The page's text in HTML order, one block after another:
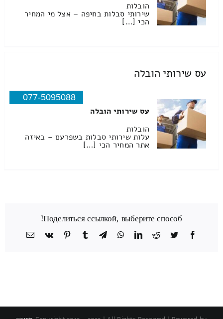
הובלות
שירותי סבלות בחיפה – אצל מי המחיר
הכי […]
עס שירותי הובלה
077-5095088
עס שירותי הובלה
הובלות
עלות שירותי סבלות בשפרעם – באיזה
אתר המחיר הכי […]
Поделиться ссылкой, выберите способ!
Facebook
Twitter
Reddit
LinkedIn
WhatsApp
Telegram
Tumblr
Pinterest
Vk
כתובת